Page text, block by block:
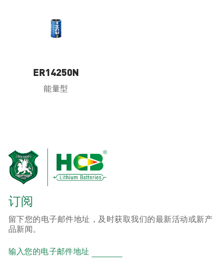
ER14250N
能量型
订阅
留下您的电子邮件地址，及时获取我们的最新活动或新产
品新闻。
输入您的电子邮件地址